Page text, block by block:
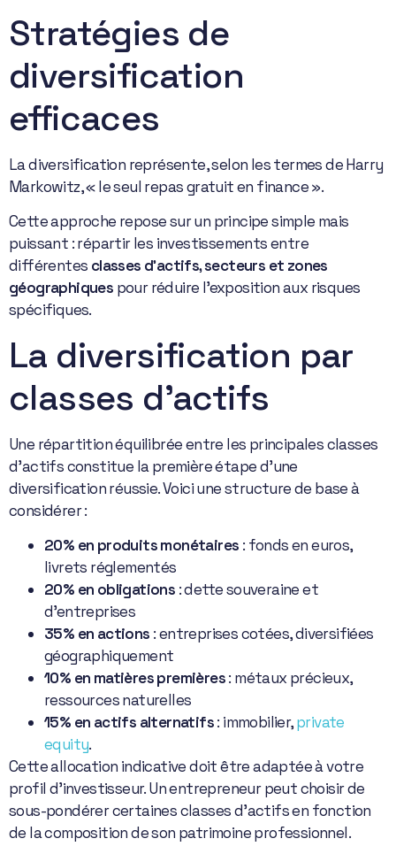
Stratégies de
diversification
efficaces
La diversification représente, selon les termes de Harry
Markowitz, « le seul repas gratuit en finance ».
Cette approche repose sur un principe simple mais
puissant : répartir les investissements entre
différentes classes d’actifs, secteurs et zones
géographiques pour réduire l’exposition aux risques
spécifiques.
La diversification par
classes d’actifs
Une répartition équilibrée entre les principales classes
d’actifs constitue la première étape d’une
diversification réussie. Voici une structure de base à
considérer :
20% en produits monétaires : fonds en euros,
livrets réglementés
20% en obligations : dette souveraine et
d’entreprises
35% en actions : entreprises cotées, diversifiées
géographiquement
10% en matières premières: métaux précieux,
ressources naturelles
15% en actifs alternatifs: immobilier,private
equity.
Cette allocation indicative doit être adaptée à votre
profil d’investisseur. Un entrepreneur peut choisir de
sous-pondérer certaines classes d’actifs en fonction
de la composition de son patrimoine professionnel.